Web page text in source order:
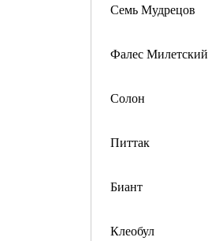
Семь Мудрецов
Фалес Милетский
Солон
Питтак
Биант
Клеобул